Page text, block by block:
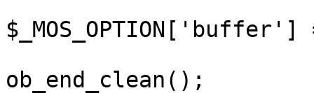
ob_end_clean();